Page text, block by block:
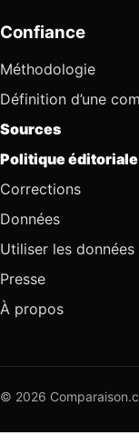
Confiance
Méthodologie
Définition d’une
Sources
Politique éditoriale
Corrections
Données
Utiliser les données
Presse
À propos
© 2026